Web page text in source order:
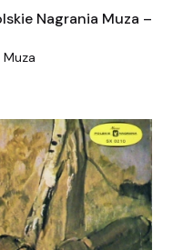
Nagrania Muza –
Muza